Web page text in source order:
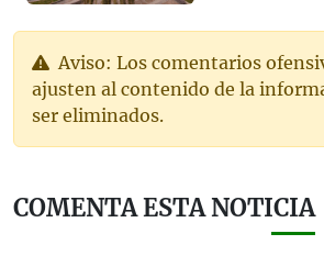
Aviso: Los comentarios
ajusten al contenido de la
ser eliminados.
COMENTA ESTA NOTICIA